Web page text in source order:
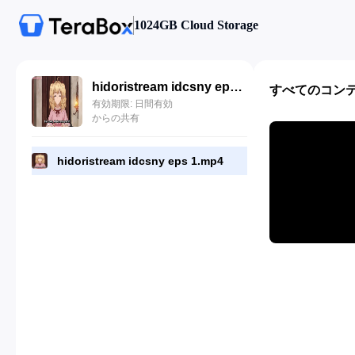
1024GB Cloud Storage
hidoristream idcsny eps 1.mp4
有効期限: 日間有効
からの共有
hidoristream idcsny eps 1.mp4
すべてのコン